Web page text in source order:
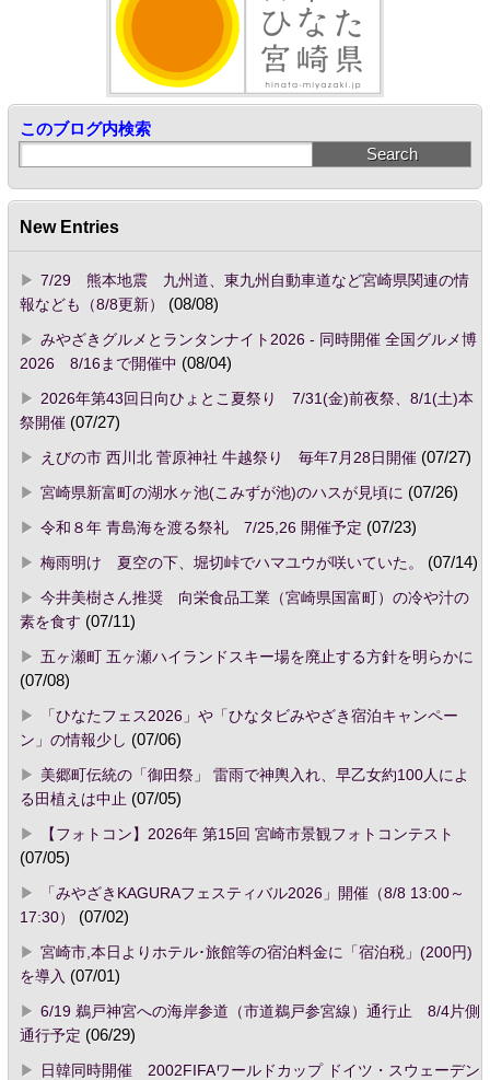
このブログ内検索
New Entries
7/29 熊本地震 九州道、東九州自動車道など宮崎県関連の情
報なども（8/8更新）
(08/08)
みやざきグルメとランタンナイト2026 - 同時開催 全国グルメ博
2026 8/16まで開催中 (08/04)
2026年第43回日向ひょとこ夏祭り 7/31(金)前夜祭、8/1(土)本
祭開催(07/27)
えびの市 西川北 菅原神社 牛越祭り 毎年7月28日開催(07/27)
宮崎県新富町の湖水ヶ池(こみずが池)のハスが見頃に (07/26)
令和８年 青島海を渡る祭礼 7/25,26 開催予定 (07/23)
梅雨明け 夏空の下、堀切峠でハマユウが咲いていた。
(07/14)
今井美樹さん推奨 向栄食品工業（宮崎県国富町）の冷や汁の
素を食す (07/11)
五ヶ瀬町 五ヶ瀬ハイランドスキー場を廃止する方針を明らかに
(07/08)
「ひなたフェス2026」や「ひなタビみやざき宿泊キャンペー
ン」の情報少し (07/06)
美郷町伝統の「御田祭」 雷雨で神輿入れ、早乙女約100人によ
る田植えは中止 (07/05)
【フォトコン】2026年 第15回 宮崎市景観フォトコンテスト
(07/05)
「みやざきKAGURAフェスティバル2026」開催（8/8 13:00～
17:30）
(07/02)
宮崎市,本日よりホテル･旅館等の宿泊料金に「宿泊税」(200円)
を導入 (07/01)
6/19 鵜戸神宮への海岸参道（市道鵜戸参宮線）通行止 8/4片側
通行予定 (06/29)
日韓同時開催 2002FIFAワールドカップ ドイツ・スウェーデン